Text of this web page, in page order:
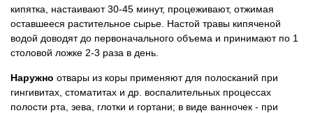
кипятка, настаивают 30-45 минут, процеживают, отжимая
оставшееся растительное сырье. Настой травы кипяченой
водой доводят до первоначального объема и принимают по 1
столовой ложке 2-3 раза в день.
Наружно отвары из коры применяют для полосканий при
гингивитах, стоматитах и др. воспалительных процессах
полости рта, зева, глотки и гортани; в виде ванночек - при